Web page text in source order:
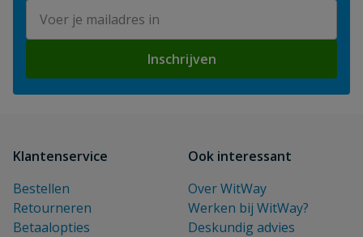
Inschrijven
Klantenservice
Bestellen
Retourneren
Betaalopties
Ook interessant
Over WitWay
Werken bij WitWay?
Deskundig advies